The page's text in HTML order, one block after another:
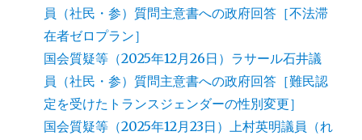
員（社民・参）質問主意書への政府回答［不法滞
在者ゼロプラン］
国会質疑等（2025年12月26日）ラサール石井議
員（社民・参）質問主意書への政府回答［難民認
定を受けたトランスジェンダーの性別変更］
国会質疑等（2025年12月23日）上村英明議員（れ